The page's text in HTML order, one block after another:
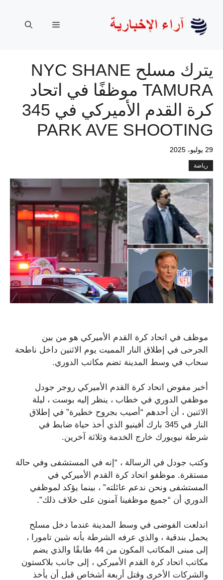
المحتوى
القائمة
يترك مسلح NYC SHANE
TAMURA موظفًا في اتحاد
كرة القدم الأميركي في 345
PARK AVE SHOOTING
29 يوليو، 2025
رياضة
موظف في اتحاد كرة القدم الأميركي هو من بين
الجرحى في إطلاق النار المميت يوم الاثنين داخل ناطحة
سحاب في وسط المدينة تضم مكاتب الدوري.
أخبر مفوض اتحاد كرة القدم الأميركي روجر جودل
موظفي الدوري في خطاب ، ينظر إليه بوست ، ليلة
الاثنين ، أن أحدهم “أصيب بجروح خطيرة” في إطلاق
النار في 345 بارك أفينيو الذي أخذ حياة ضابط في
شرطة نيويورك خارج الخدمة وثلاثة آخرين.
وكتب جودل في الرسالة ، “إنه في المستشفى وفي حالة
مستقرة. موظفو اتحاد كرة القدم الأميركي في
المستشفى ونحن ندعم عائلته” ، بينما يؤكد لموظفي
الدوري أن “جميع موظفينا آمنون على خلاف ذلك”.
اندلعت الفوضى في وسط المدينة عندما دخل مسلح
يحمل بندقية ، والذي عرفه الشرطة بأنه شين تامورا ،
إلى مبنى المكاتب المكون من 44 طابقًا والذي يضم
مكاتب اتحاد كرة القدم الأميركي ، إلى جانب بلاكستون
والشركات الأخرى وقتل أربعة أشخاص قبل أن يأخذ